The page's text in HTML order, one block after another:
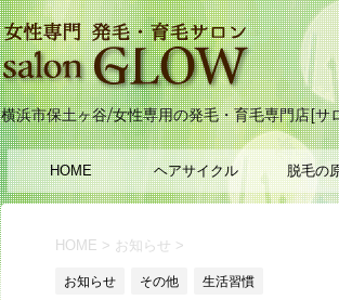
横浜市保土ヶ谷/女性専用の発毛・育毛専門店[サ
HOME ヘアサイクル 脱毛の
HOME > お知らせ >
お知らせ その他 生活習慣